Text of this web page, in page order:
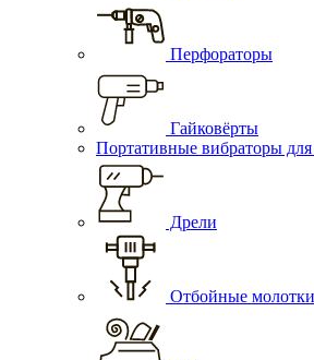
Перфораторы
Гайковёрты
Портативные вибраторы для
Дрели
Отбойные молотки